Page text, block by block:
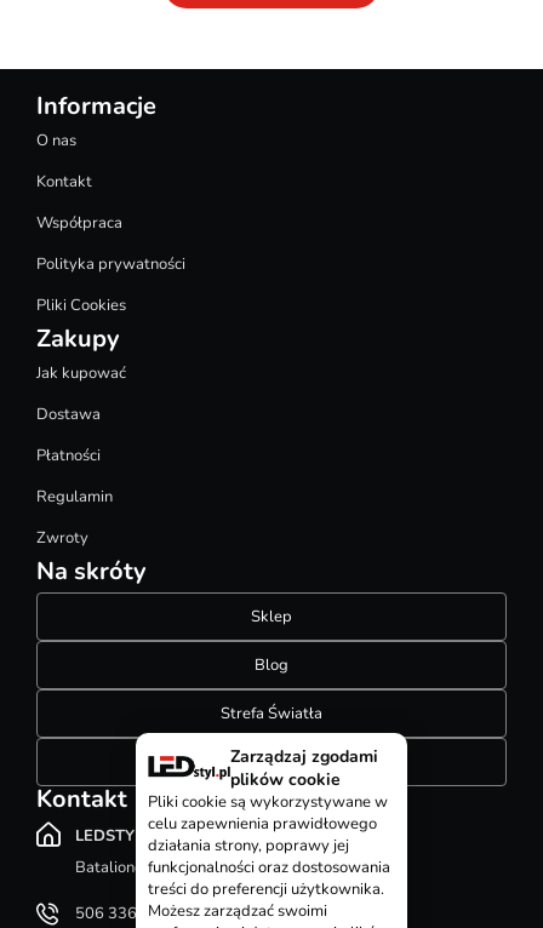
Informacje
O nas
Kontakt
Współpraca
Polityka prywatności
Pliki Cookies
Zakupy
Jak kupować
Dostawa
Płatności
Regulamin
Zwroty
Na skróty
Sklep
Blog
Strefa Światła
Konfigurator szynoprzewodów
Kontakt
LEDSTYL.pl
Batalionów Chłopskich 12, 94-058 Łódź
506 336 320
Zarządzaj zgodami
plików cookie
Pliki cookie są wykorzystywane w
celu zapewnienia prawidłowego
działania strony, poprawy jej
funkcjonalności oraz dostosowania
treści do preferencji użytkownika.
Możesz zarządzać swoimi